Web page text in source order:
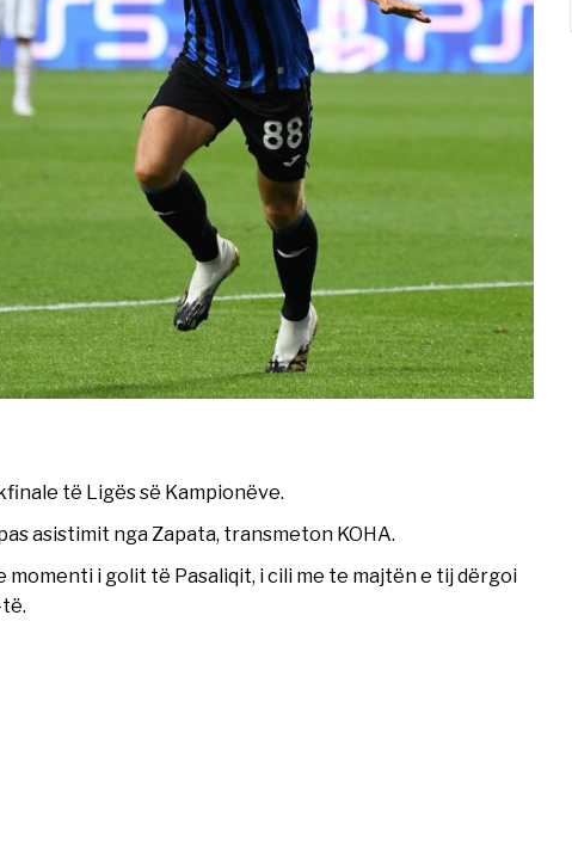
të Ligës së Kampionëve.
asistimit nga Zapata, transmeton KOHA.
i golit të Pasaliqit, i cili me te majtën e tij dërgoi